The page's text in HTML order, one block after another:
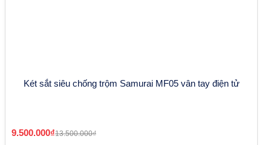
Két sắt siêu chống trộm Samurai MF05 vân tay điện tử
9.500.000₫13.500.000₫